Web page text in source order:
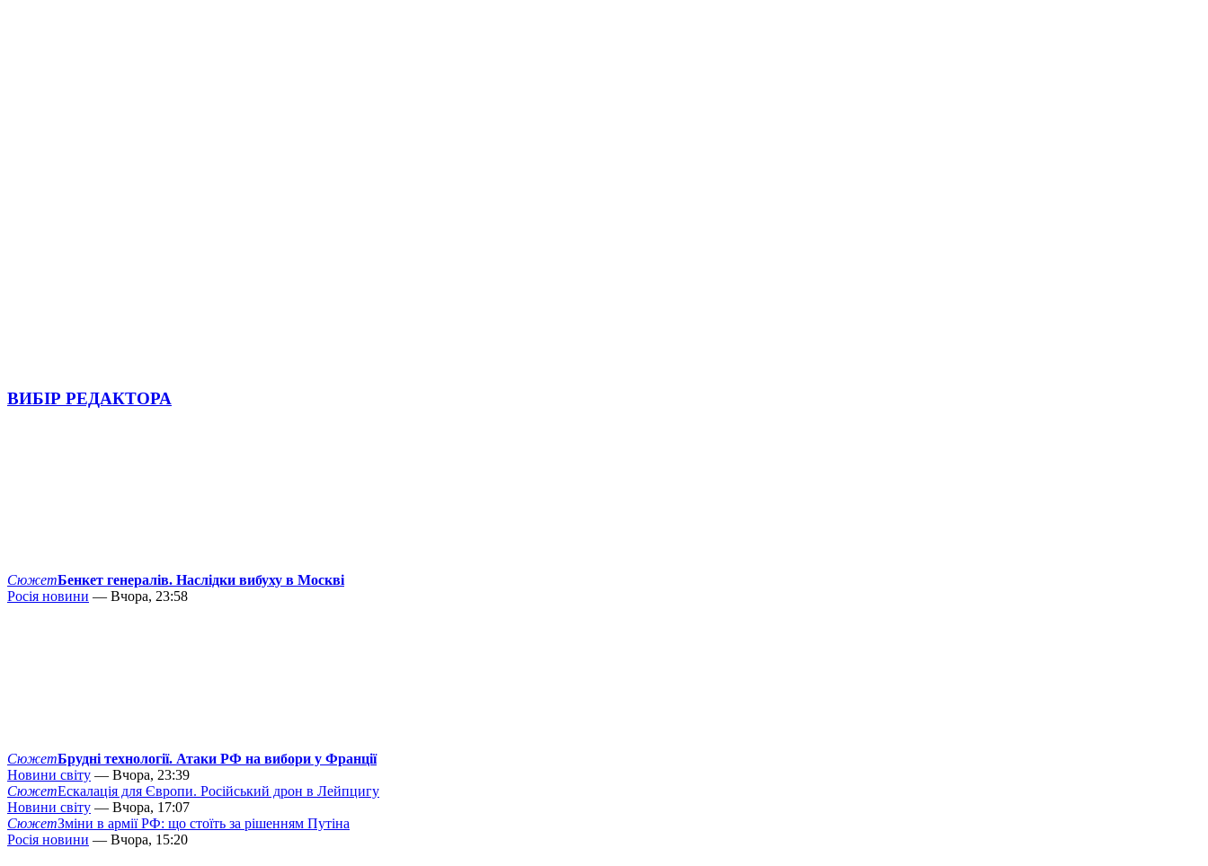
ВИБІР РЕДАКТОРА
СюжетБенкет генералів. Наслідки вибуху в Москві
Росія новини — Вчора, 23:58
СюжетБрудні технології. Атаки РФ на вибори у Франції
Новини світу — Вчора, 23:39
СюжетЕскалація для Європи. Російський дрон в Лейпцигу
Новини світу — Вчора, 17:07
СюжетЗміни в армії РФ: що стоїть за рішенням Путіна
Росія новини — Вчора, 15:20